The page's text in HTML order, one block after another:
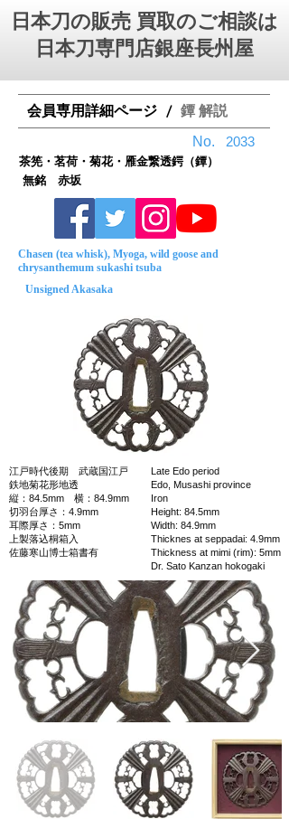
日本刀の販売 買取のご相談は
日本刀専門店銀座⻑州屋
会員専用詳細ページ / 鐔 解説
No.
無銘 赤坂
Chasen (tea whisk), Myoga, wild goose and
chrysanthemum sukashi tsuba
Unsigned Akasaka
江戸時代後期 武蔵国江戸
鉄地菊花形地透
縦：84.5mm 横：84.9mm
切羽台厚さ：4.9mm
耳際厚さ：5mm
上製落込桐箱入
佐藤寒山博士箱書有
Late Edo period
Edo, Musashi province
Iron
Height: 84.5mm
Width: 84.9mm
Thicknes at seppadai: 4.9mm
Thickness at mimi (rim): 5mm
Dr. Sato Kanzan hokogaki
茶筅・茗荷・菊花・雁金繋透鍔（鐔）
2033